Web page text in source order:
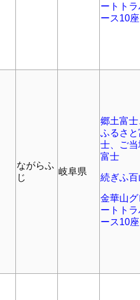
ートトラ
ース10座
ながらふ
じ
岐阜県
郷土富士
ふるさと
士、ご当
富士
続ぎふ百
金華山グ
ートトラ
ース10座